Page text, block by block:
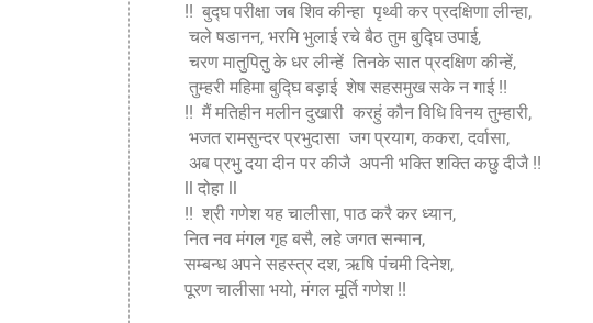
!! बुद्घ परीक्षा जब शिव कीन्हा पृथ्वी कर प्रदक्षिणा लीन्हा,
चले षडानन, भरमि भुलाई रचे बैठ तुम बुद्घि उपाई,
चरण मातुपितु के धर लीन्हें तिनके सात प्रदक्षिण कीन्हें,
तुम्हरी महिमा बुद्घि बड़ाई शेष सहसमुख सके न गाई !!
!! मैं मतिहीन मलीन दुखारी करहुं कौन विधि विनय तुम्हारी,
भजत रामसुन्दर प्रभुदासा जग प्रयाग, ककरा, दर्वासा,
अब प्रभु दया दीन पर कीजै अपनी भक्ति शक्ति कछु दीजै !!
ll दोहा ll
!! श्री गणेश यह चालीसा, पाठ करै कर ध्यान,
नित नव मंगल गृह बसै, लहे जगत सन्मान,
सम्बन्ध अपने सहस्त्र दश, ऋषि पंचमी दिनेश,
पूरण चालीसा भयो, मंगल मूर्ति गणेश !!